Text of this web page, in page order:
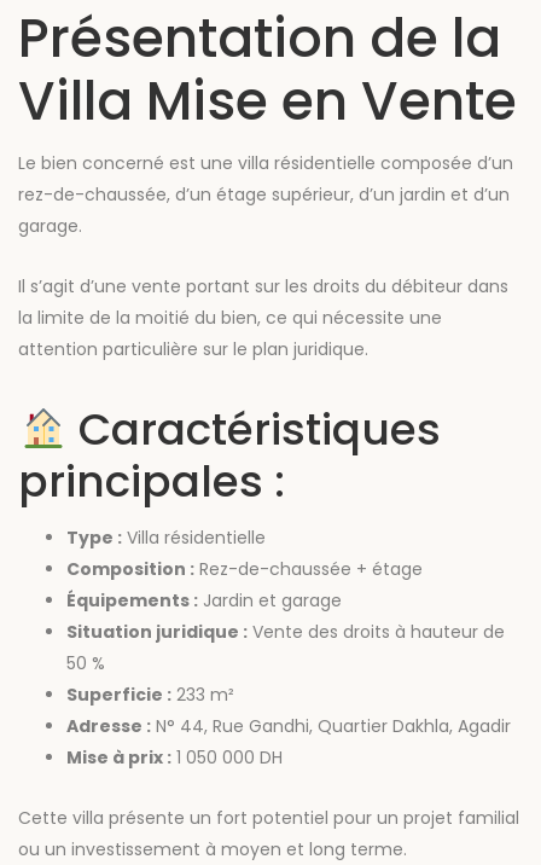
Présentation de la
Villa Mise en Vente
Le bien concerné est une villa résidentielle composée d’un
rez-de-chaussée, d’un étage supérieur, d’un jardin et d’un
garage.
Il s’agit d’une vente portant sur les droits du débiteur dans
la limite de la moitié du bien, ce qui nécessite une
attention particulière sur le plan juridique.
Caractéristiques
principales :
Type : Villa résidentielle
Composition : Rez-de-chaussée + étage
Équipements : Jardin et garage
Situation juridique : Vente des droits à hauteur de
50 %
Superficie : 233 m²
Adresse : N° 44, Rue Gandhi, Quartier Dakhla, Agadir
Mise à prix : 1 050 000 DH
Cette villa présente un fort potentiel pour un projet familial
ou un investissement à moyen et long terme.